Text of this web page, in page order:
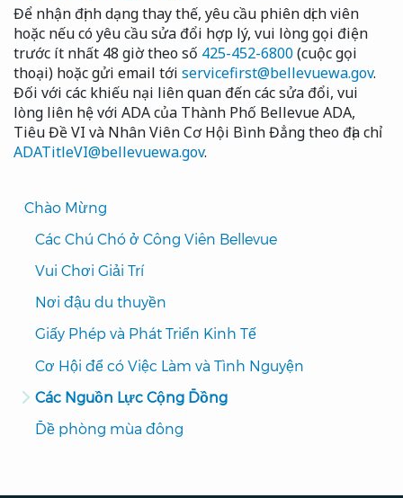
Translated
Pages
Navigation
Chào Mừng
Các Chú Chó ở Công Viên Bellevue
Vui Chơi Giải Trí
Nơi đậu du thuyền
Giấy Phép và Phát Triển Kinh Tế
Cơ Hội để có Việc Làm và Tình Nguyện
Các Nguồn Lực Cộng Đồng
Đề phòng mùa đông
Để nhận định dạng thay thế, yêu cầu phiên dịch viên
hoặc nếu có yêu cầu sửa đổi hợp lý, vui lòng gọi điện
trước ít nhất 48 giờ theo số 425-452-6800(cuộc gọi
thoại) hoặc gửi email tới servicefirst@bellevuewa.gov.
Đối với các khiếu nại liên quan đến các sửa đổi, vui
lòng liên hệ với ADA của Thành Phố Bellevue ADA,
Tiêu Đề VI và Nhân Viên Cơ Hội Bình Đẳng theo địa chỉ
ADATitleVI@bellevuewa.gov.